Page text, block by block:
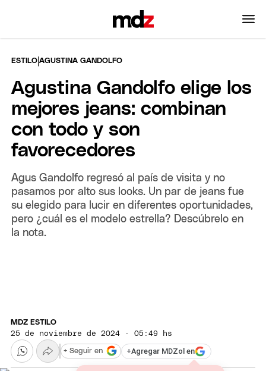
ESTILO |AGUSTINA GANDOLFO
Agustina Gandolfo elige los
mejores jeans: combinan
con todo y son
favorecedores
Agus Gandolfo regresó al país de visita y no
pasamos por alto sus looks. Un par de jeans fue
su elegido para lucir en diferentes oportunidades,
pero ¿cuál es el modelo estrella? Descúbrelo en
la nota.
MDZ ESTILO
25 de noviembre de 2024 · 05:49 hs
+Agregar MDZol en
+ Seguir en